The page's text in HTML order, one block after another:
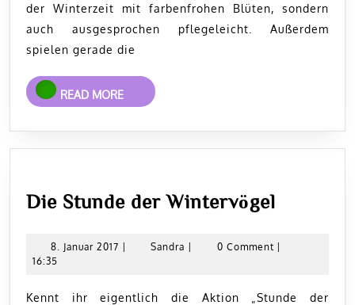
Grenzen
der Winterzeit mit farbenfrohen Blüten, sondern
auch ausgesprochen pflegeleicht. Außerdem
spielen gerade die
READ MORE
READ
MORE
Die Stunde der Wintervögel
der
8. Januar 2017 8.
Sandra Sandra0 Comment
16:35
Kennt ihr eigentlich die Aktion „Stunde der